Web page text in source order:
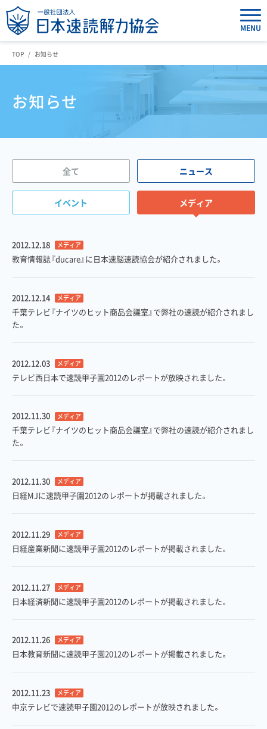
MENU
TOP お知らせ
お知らせ
全て ニュース
イベント メディア
2012.12.18 メディア
教育情報誌『ducare』に日本速脳速読協会が紹介されました。
2012.12.14 メディア
千葉テレビ『ナイツのヒット商品会議室』で弊社の速読が紹介されまし
た。
2012.12.03 メディア
テレビ西日本で速読甲子園2012のレポートが放映されました。
2012.11.30 メディア
千葉テレビ『ナイツのヒット商品会議室』で弊社の速読が紹介されまし
た。
2012.11.30 メディア
日経MJに速読甲子園2012のレポートが掲載されました。
2012.11.29 メディア
日経産業新聞に速読甲子園2012のレポートが掲載されました。
2012.11.27 メディア
日本経済新聞に速読甲子園2012のレポートが掲載されました。
2012.11.26 メディア
日本教育新聞に速読甲子園2012のレポートが掲載されました。
2012.11.23 メディア
中京テレビで速読甲子園2012のレポートが放映されました。